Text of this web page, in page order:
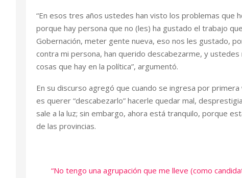
“En esos tres años ustedes han visto los problemas que
porque hay persona que no (les) ha gustado el trabajo
Gobernación, meter gente nueva, eso nos les gustado,
contra mi persona, han querido descabezarme, y
cosas que hay en la política”, argumentó.
En su discurso agregó que cuando se ingresa por primera
es querer “descabezarlo” hacerle quedar mal,
sale a la luz; sin embargo, ahora está tranquilo, porque
de las provincias.
“No tengo una agrupación que me lleve (como